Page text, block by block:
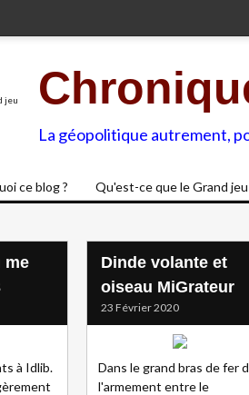
La géopolitique autrement,
ce blog ? Qu'est-ce que le Grand jeu
me
à Idlib.
Dinde volante et
oiseau MiGrateur
23 Février 2020
Dans le grand bras de fer
l'armement entre le